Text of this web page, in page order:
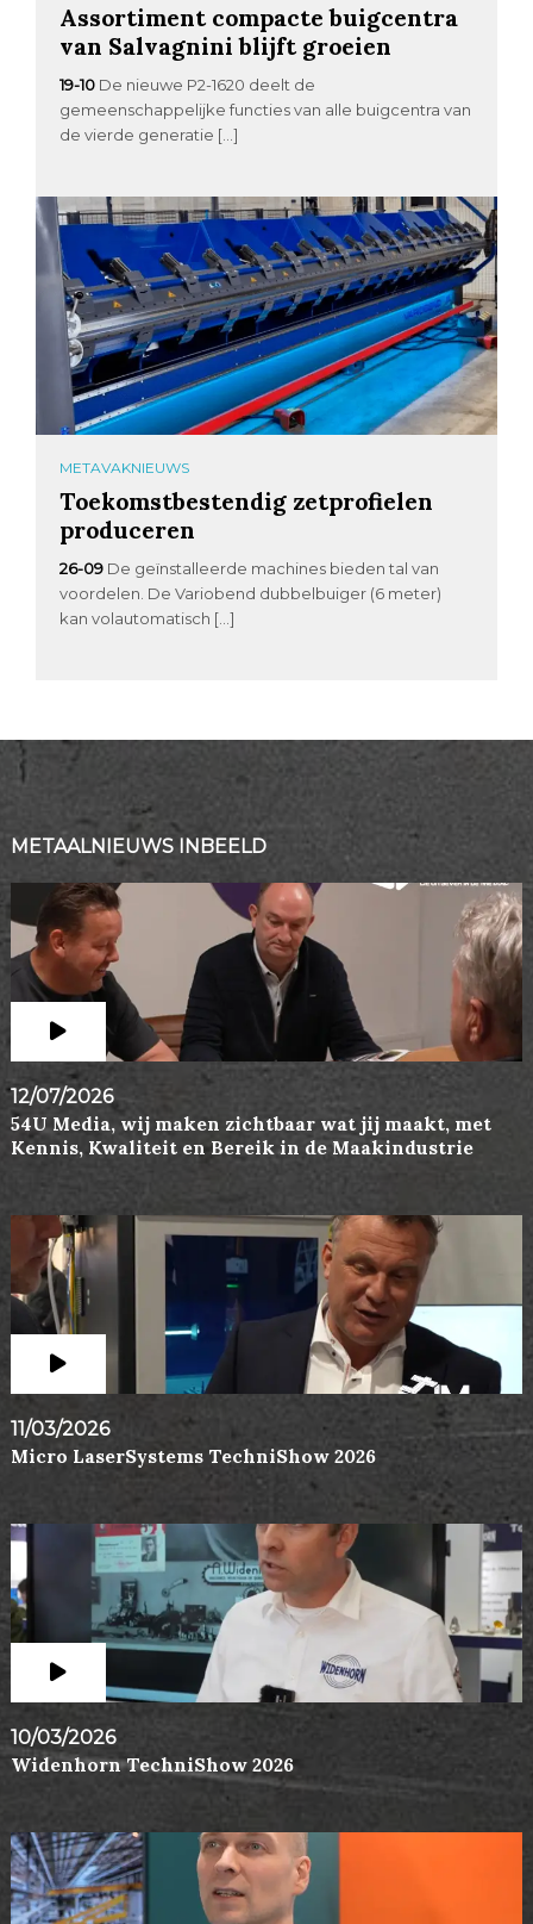
Assortiment compacte buigcentra
van Salvagnini blijft groeien
19-10 De nieuwe P2-1620 deelt de
gemeenschappelijke functies van alle buigcentra van
de vierde generatie […]
METAVAKNIEUWS
Toekomstbestendig zetprofielen
produceren
26-09 De geïnstalleerde machines bieden tal van
voordelen. De Variobend dubbelbuiger (6 meter)
kan volautomatisch […]
METAALNIEUWS INBEELD
12/07/2026
54U Media, wij maken zichtbaar wat jij maakt, met
Kennis, Kwaliteit en Bereik in de Maakindustrie
11/03/2026
Micro LaserSystems TechniShow 2026
10/03/2026
Widenhorn TechniShow 2026